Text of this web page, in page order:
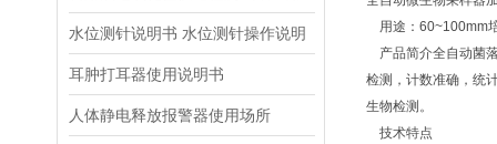
水位测针说明书 水位测针操作说明
耳肿打耳器使用说明书
人体静电释放报警器使用场所
用途：60~100mm
产品简介全自动菌
检测，计数准确，统
生物检测。
技术特点